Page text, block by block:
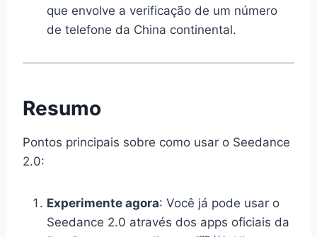
que envolve a verificação de um número
de telefone da China continental.
Resumo
Pontos principais sobre como usar o Seedance
2.0:
Experimente agora: Você já pode usar o
Seedance 2.0 através dos apps oficiais da